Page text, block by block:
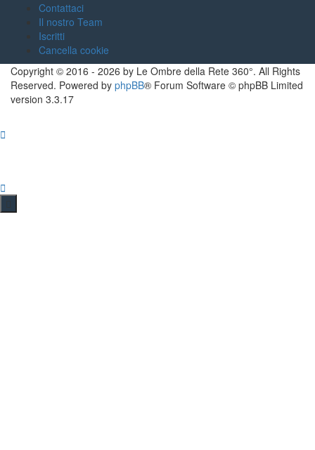
Contattaci
Il nostro Team
Iscritti
Cancella cookie
Copyright © 2016 - 2026 by Le Ombre della Rete 360°. All Rights
Reserved. Powered by phpBB® Forum Software © phpBB Limited
version 3.3.17